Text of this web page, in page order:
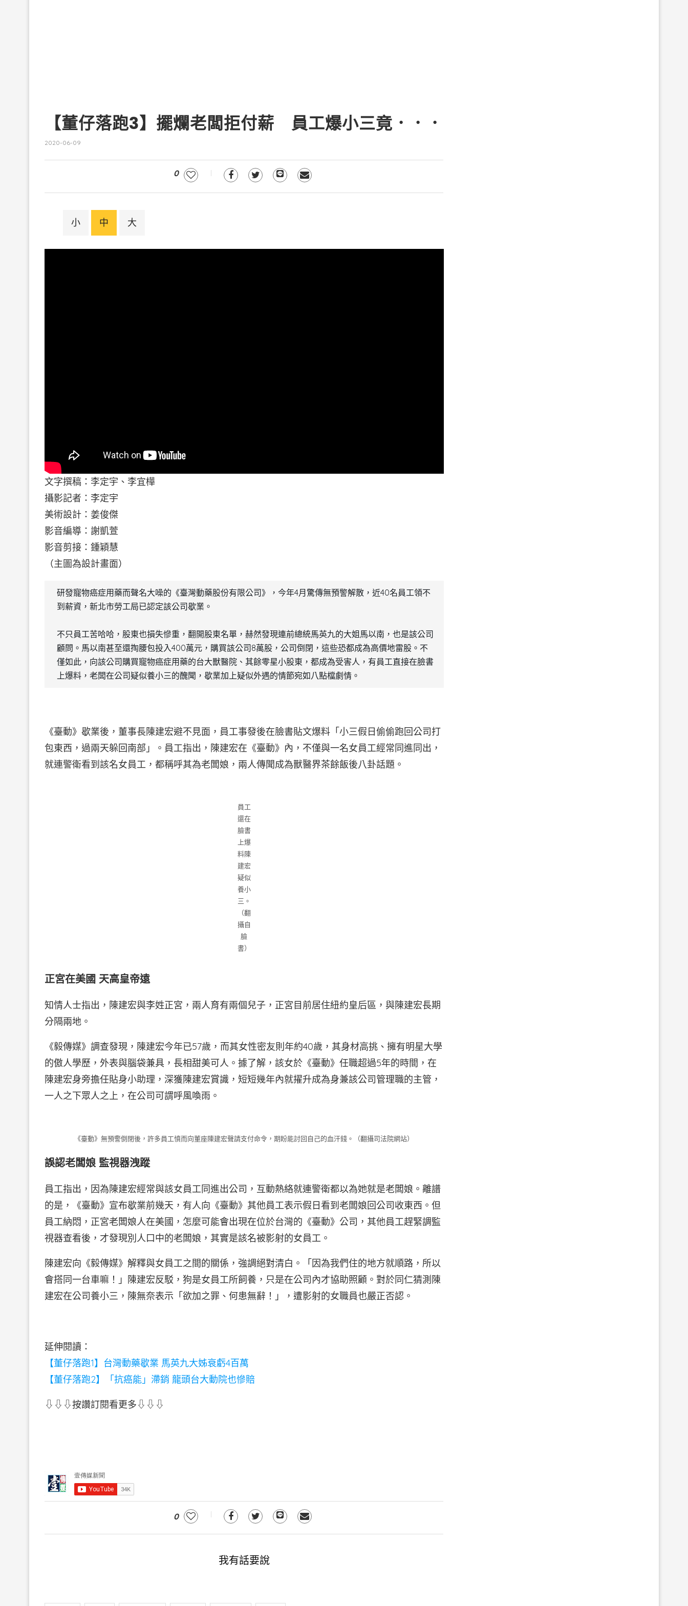
【董仔落跑3】擺爛老闆拒付薪 員工爆小三竟．．．
2020-06-09
0
小 中 大
文字撰稿：李定宇、李宜樺
攝影記者：李定宇
美術設計：姜俊傑
影音編導：謝凱萱
影音剪接：鍾穎慧
（主圖為設計畫面）
研發寵物癌症用藥而聲名大噪的《臺灣動藥股份有限公司》，今年4月驚傳無預警解散，近40名員工領不
到薪資，新北市勞工局已認定該公司歇業。
不只員工苦哈哈，股東也損失慘重，翻開股東名單，赫然發現連前總統馬英九的大姐馬以南，也是該公司
顧問。馬以南甚至還掏腰包投入400萬元，購買該公司8萬股，公司倒閉，這些恐都成為高價地雷股。不
僅如此，向該公司購買寵物癌症用藥的台大獸醫院、其餘零星小股東，都成為受害人，有員工直接在臉書
上爆料，老闆在公司疑似養小三的醜聞，歇業加上疑似外遇的情節宛如八點檔劇情。
《臺動》歇業後，董事長陳建宏避不見面，員工事發後在臉書貼文爆料「小三假日偷偷跑回公司打
包東西，過兩天躲回南部」。員工指出，陳建宏在《臺動》內，不僅與一名女員工經常同進同出，
就連警衛看到該名女員工，都稱呼其為老闆娘，兩人傳聞成為獸醫界茶餘飯後八卦話題。
員工
還在
臉書
上爆
料陳
建宏
疑似
養小
三。
（翻
攝自
臉
書）
正宮在美國 天高皇帝遠
知情人士指出，陳建宏與李姓正宮，兩人育有兩個兒子，正宮目前居住紐約皇后區，與陳建宏長期
分隔兩地。
《毅傳媒》調查發現，陳建宏今年已57歲，而其女性密友則年約40歲，其身材高挑、擁有明星大學
的傲人學歷，外表與腦袋兼具，長相甜美可人。據了解，該女於《臺動》任職超過5年的時間，在
陳建宏身旁擔任貼身小助理，深獲陳建宏賞識，短短幾年內就擢升成為身兼該公司管理職的主管，
一人之下眾人之上，在公司可謂呼風喚雨。
《臺動》無預警倒閉後，許多員工憤而向董座陳建宏聲請支付命令，期盼能討回自己的血汗錢。（翻攝司法院網站）
誤認老闆娘 監視器洩蹤
員工指出，因為陳建宏經常與該女員工同進出公司，互動熱絡就連警衛都以為她就是老闆娘。離譜
的是，《臺動》宣布歇業前幾天，有人向《臺動》其他員工表示假日看到老闆娘回公司收東西。但
員工納悶，正宮老闆娘人在美國，怎麼可能會出現在位於台灣的《臺動》公司，其他員工趕緊調監
視器查看後，才發現別人口中的老闆娘，其實是該名被影射的女員工。
陳建宏向《毅傳媒》解釋與女員工之間的關係，強調絕對清白。「因為我們住的地方就順路，所以
會搭同一台車嘛！」陳建宏反駁，狗是女員工所飼養，只是在公司內才協助照顧。對於同仁猜測陳
建宏在公司養小三，陳無奈表示「欲加之罪、何患無辭！」，遭影射的女職員也嚴正否認。
延伸閱讀：
【董仔落跑1】台灣動藥歇業 馬英九大姊衰虧4百萬
【董仔落跑2】「抗癌能」滯銷 龍頭台大動院也慘賠
⇩⇩⇩按讚訂閱看更多⇩⇩⇩
0
我有話要說